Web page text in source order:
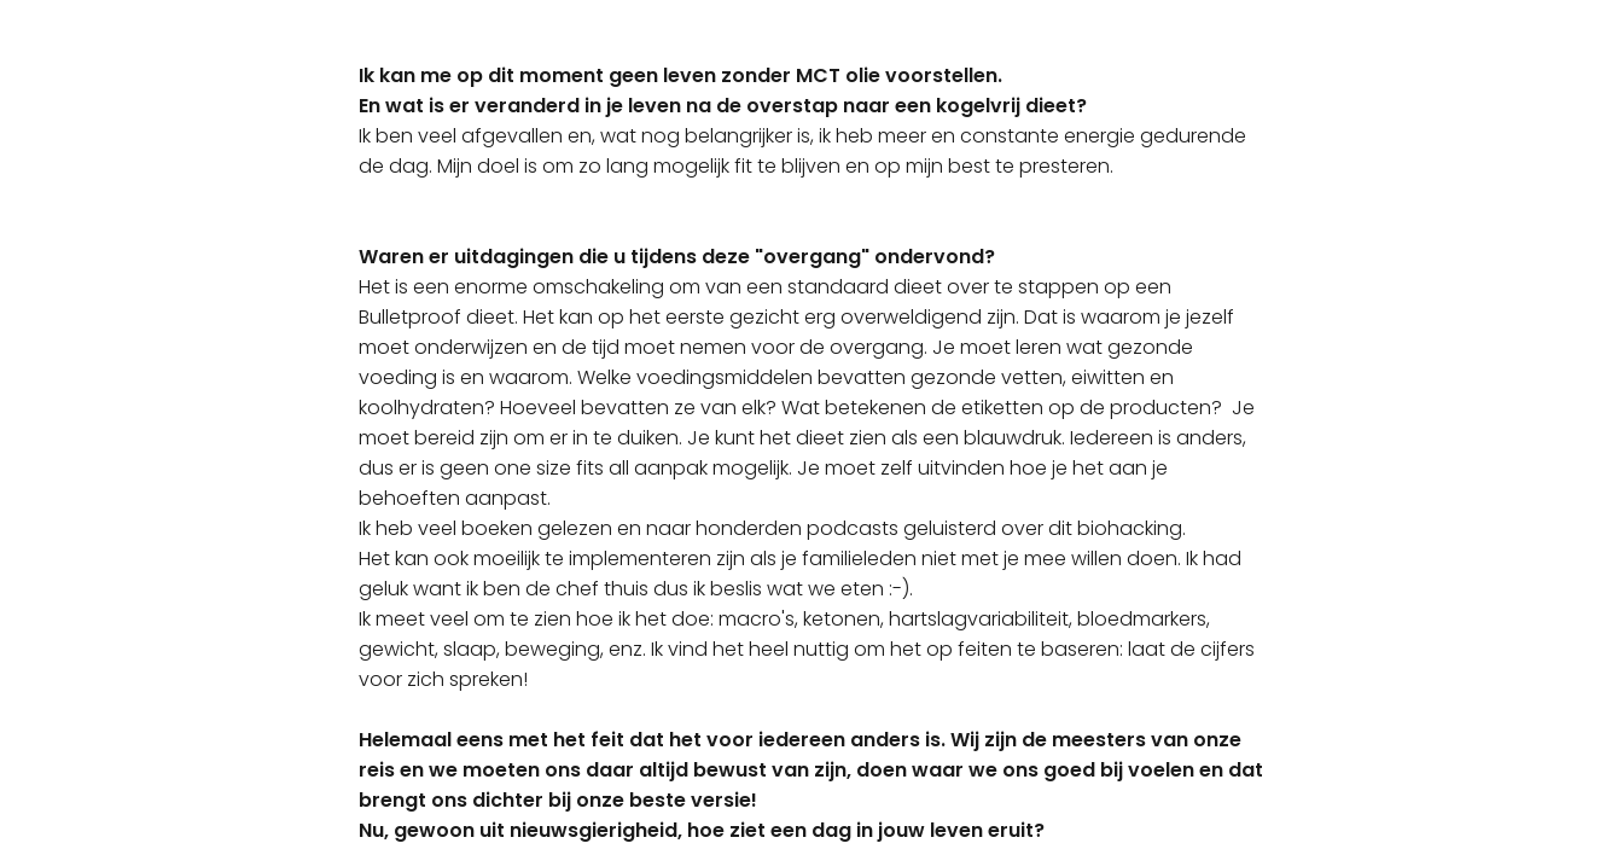
Ik kan me op dit moment geen leven zonder MCT olie voorstellen.
En wat is er veranderd in je leven na de overstap naar een kogelvrij dieet?
Ik ben veel afgevallen en, wat nog belangrijker is, ik heb meer en constante energie gedurende
de dag. Mijn doel is om zo lang mogelijk fit te blijven en op mijn best te presteren.
Waren er uitdagingen die u tijdens deze "overgang" ondervond?
Het is een enorme omschakeling om van een standaard dieet over te stappen op een
Bulletproof dieet. Het kan op het eerste gezicht erg overweldigend zijn. Dat is waarom je jezelf
moet onderwijzen en de tijd moet nemen voor de overgang. Je moet leren wat gezonde
voeding is en waarom. Welke voedingsmiddelen bevatten gezonde vetten, eiwitten en
koolhydraten? Hoeveel bevatten ze van elk? Wat betekenen de etiketten op de producten? Je
moet bereid zijn om er in te duiken. Je kunt het dieet zien als een blauwdruk. Iedereen is anders,
dus er is geen one size fits all aanpak mogelijk. Je moet zelf uitvinden hoe je het aan je
behoeften aanpast.
Ik heb veel boeken gelezen en naar honderden podcasts geluisterd over dit biohacking.
Het kan ook moeilijk te implementeren zijn als je familieleden niet met je mee willen doen. Ik had
geluk want ik ben de chef thuis dus ik beslis wat we eten :-).
Ik meet veel om te zien hoe ik het doe: macro's, ketonen, hartslagvariabiliteit, bloedmarkers,
gewicht, slaap, beweging, enz. Ik vind het heel nuttig om het op feiten te baseren: laat de cijfers
voor zich spreken!
Helemaal eens met het feit dat het voor iedereen anders is. Wij zijn de meesters van onze
reis en we moeten ons daar altijd bewust van zijn, doen waar we ons goed bij voelen en dat
brengt ons dichter bij onze beste versie!
Nu, gewoon uit nieuwsgierigheid, hoe ziet een dag in jouw leven eruit?